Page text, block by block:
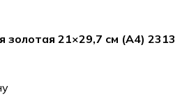
золотая 21×29,7 см (А4) 2313